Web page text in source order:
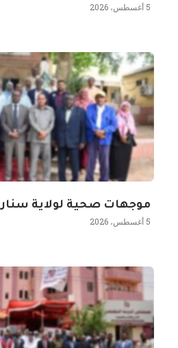
5 أغسطس، 2026
موجهات صحية لولاية سنار
5 أغسطس، 2026